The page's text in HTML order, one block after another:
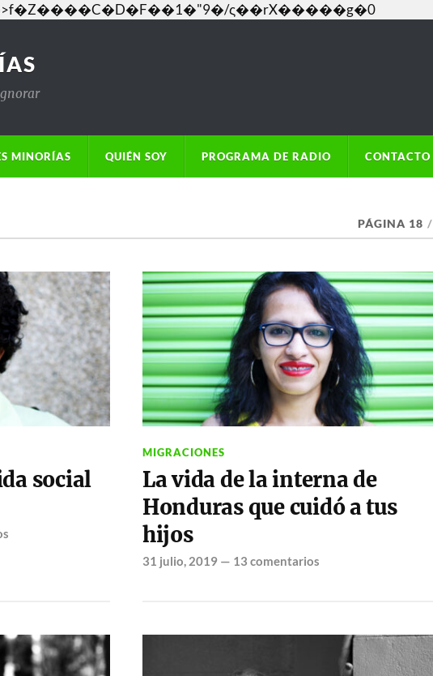
ς��rX�����g�0
MINORÍAS QUIÉN SOY PROGRAMA DE RADIO CONTACTO
PÁGINA 18 /
social
MIGRACIONES
La vida de la interna de
Honduras que cuidó a tus
hijos
31 julio, 2019— 13 comentarios